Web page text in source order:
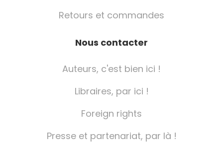
Retours et commandes
Nous contacter
Auteurs, c'est bien ici !
Libraires, par ici !
Foreign rights
Presse et partenariat, par là !